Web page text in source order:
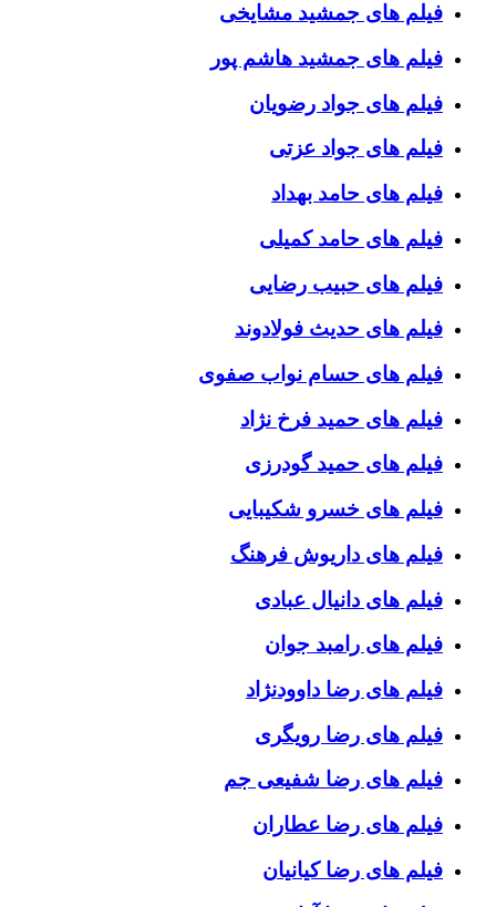
فیلم های جمشید مشایخی
فیلم های جمشید هاشم پور
فیلم های جواد رضویان
فیلم های جواد عزتی
فیلم های حامد بهداد
فیلم های حامد کمیلی
فیلم های حبیب رضایی
فیلم های حدیث فولادوند
فیلم های حسام نواب صفوی
فیلم های حمید فرخ نژاد
فیلم های حمید گودرزی
فیلم های خسرو شکیبایی
فیلم های داریوش فرهنگ
فیلم های دانیال عبادی
فیلم های رامبد جوان
فیلم های رضا داوودنژاد
فیلم های رضا رویگری
فیلم های رضا شفیعی جم
فیلم های رضا عطاران
فیلم های رضا کیانیان